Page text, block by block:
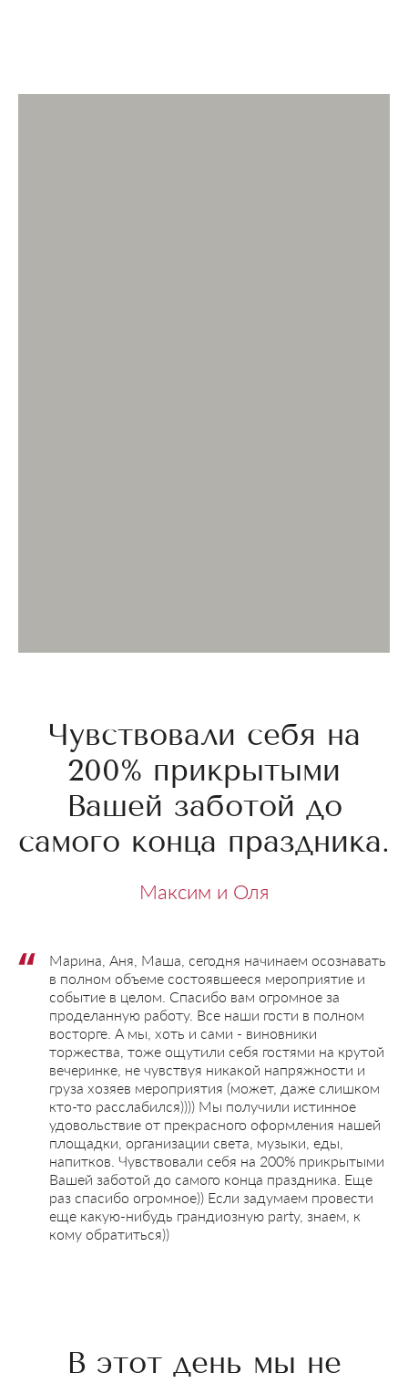
Чувствовали себя на
200% прикрытыми
Вашей заботой до
самого конца праздника.
Максим и Оля
Марина, Аня, Маша, сегодня начинаем осознавать
в полном объеме состоявшееся мероприятие и
событие в целом. Спасибо вам огромное за
проделанную работу. Все наши гости в полном
восторге. А мы, хоть и сами - виновники
торжества, тоже ощутили себя гостями на крутой
вечеринке, не чувствуя никакой напряжности и
груза хозяев мероприятия (может, даже слишком
кто-то расслабился)))) Мы получили истинное
удовольствие от прекрасного оформления нашей
площадки, организации света, музыки, еды,
напитков. Чувствовали себя на 200% прикрытыми
Вашей заботой до самого конца праздника. Еще
раз спасибо огромное)) Если задумаем провести
еще какую-нибудь грандиозную party, знаем, к
кому обратиться))
В этот день мы не